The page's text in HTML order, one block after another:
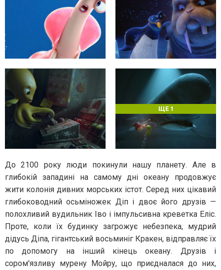
ЩЕ 1
До 2100 року люди покинули нашу планету. Але в
глибокій западині на самому дні океану продовжує
жити колонія дивних морських істот. Серед них цікавий
глибоководний осьміножек Діп і двоє його друзів —
полохливий вудильник Іво і імпульсивна креветка Еліс.
Проте, коли їх будинку загрожує небезпека, мудрий
дідусь Діпа, гігантський восьминіг Кракен, відправляє їх
по допомогу на інший кінець океану. Друзів і
сором'язливу мурену Мойру, що приєдналася до них,